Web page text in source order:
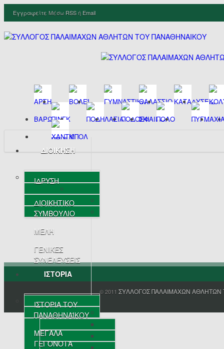
Εγγραφείτε Μέσω RSSή Email
ΔΙΟΙΚΗΣΗ
ΙΔΡΥΣΗ
ΔΙΟΙΚΗΤΙΚΟ
ΣΥΜΒΟΥΛΙΟ
ΜΕΛΗ
ΓΕΝΙΚΕΣ
ΣΥΝΕΛΕΥΣΕΙΣ
ΙΣΤΟΡΙΑ
ΙΣΤΟΡΙΑ ΤΟΥ
ΠΑΝΑΘΗΝΑΪΚΟΥ
ΜΕΓΑΛΑ
ΓΕΓΟΝΟΤΑ
© 2011 ΣΥΛΛΟΓΟΣ ΠΑΛΑΙΜΑΧΩΝ ΑΘΛΗΤΩΝ